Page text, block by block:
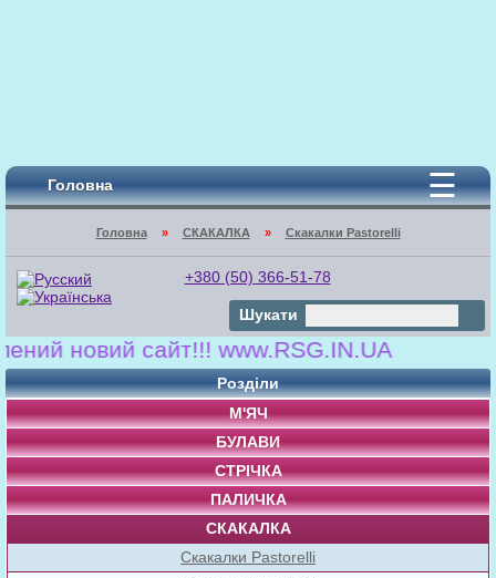
Головна ☰
Головна » СКАКАЛКА » Скакалки Pastorelli
+380 (50) 366-51-78
Шукати
новий сайт!!! www.RSG.IN.UA
Розділи
М'ЯЧ
БУЛАВИ
СТРІЧКА
ПАЛИЧКА
СКАКАЛКА
Скакалки Pastorelli